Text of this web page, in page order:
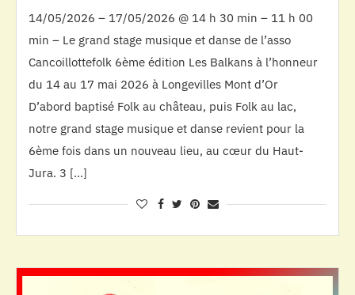
14/05/2026 – 17/05/2026 @ 14 h 30 min – 11 h 00
min – Le grand stage musique et danse de l’asso
Cancoillottefolk 6ème édition Les Balkans à l’honneur
du 14 au 17 mai 2026 à Longevilles Mont d’Or
D’abord baptisé Folk au château, puis Folk au lac,
notre grand stage musique et danse revient pour la
6ème fois dans un nouveau lieu, au cœur du Haut-
Jura. 3 […]